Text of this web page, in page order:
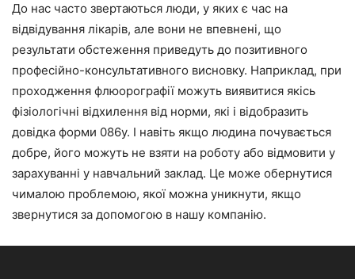
До нас часто звертаються люди, у яких є час на
відвідування лікарів, але вони не впевнені, що
результати обстеження приведуть до позитивного
професійно-консультативного висновку. Наприклад, при
проходження флюорографії можуть виявитися якісь
фізіологічні відхилення від норми, які і відобразить
довідка форми 086у. І навіть якщо людина почувається
добре, його можуть не взяти на роботу або відмовити у
зарахуванні у навчальний заклад. Це може обернутися
чималою проблемою, якої можна уникнути, якщо
звернутися за допомогою в нашу компанію.